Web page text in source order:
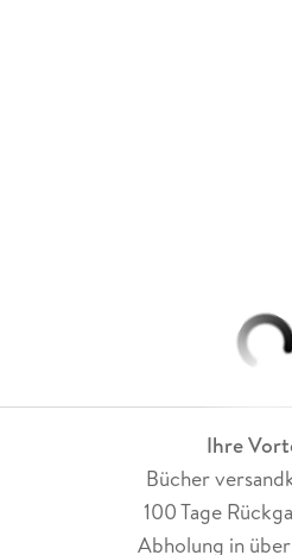
Ihre
Bücher
100 Tage
Abholung in